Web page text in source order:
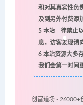
和对其真实性负
及到另外付费添
5本站一律禁止
息，访客发现请
6本站资源大多
我们会第一时间
创富道场 - 26000+